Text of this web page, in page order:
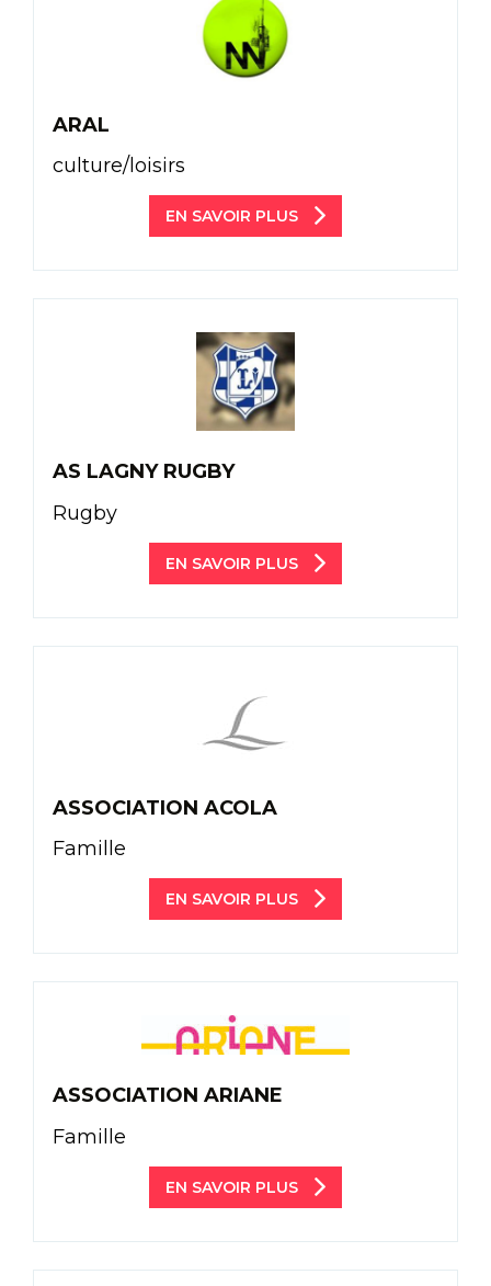
ARAL
culture/loisirs
EN SAVOIR PLUS
AS LAGNY RUGBY
Rugby
EN SAVOIR PLUS
ASSOCIATION ACOLA
Famille
EN SAVOIR PLUS
ASSOCIATION ARIANE
Famille
EN SAVOIR PLUS